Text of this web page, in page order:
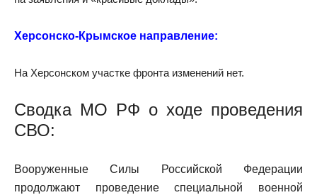
Херсонско-Крымское направление:
На Херсонском участке фронта изменений нет.
Сводка МО РФ о ходе проведения
СВО:
Вооруженные Силы Российской Федерации
продолжают проведение специальной военной